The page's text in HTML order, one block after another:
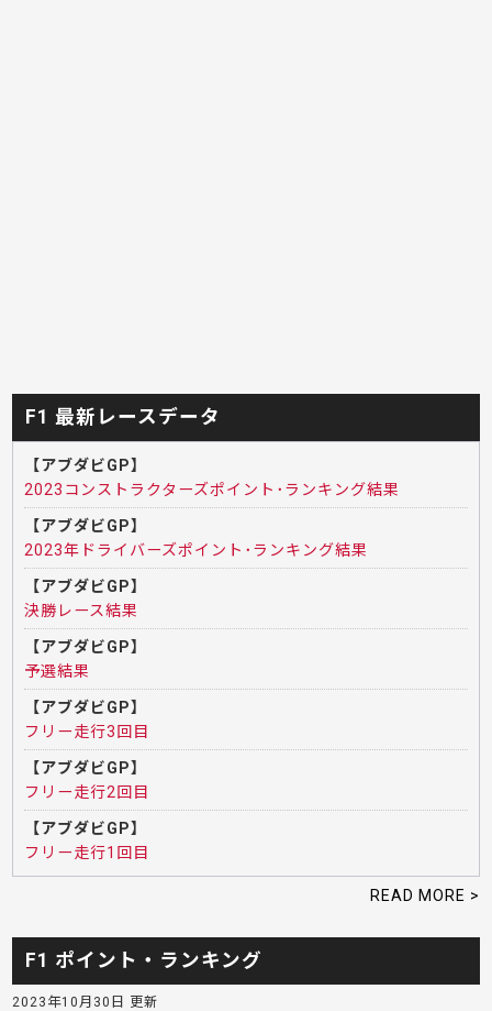
F1 最新レースデータ
【アブダビGP】
2023コンストラクターズポイント･ランキング結果
【アブダビGP】
2023年ドライバーズポイント･ランキング結果
【アブダビGP】
決勝レース結果
【アブダビGP】
予選結果
【アブダビGP】
フリー走行3回目
【アブダビGP】
フリー走行2回目
【アブダビGP】
フリー走行1回目
READ MORE >
F1 ポイント・ランキング
2023年10月30日 更新